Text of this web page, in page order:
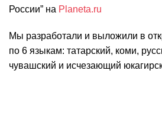
России” на Planeta.ru
Мы разработали и выложили в
по 6 языкам: татарский, коми,
чувашский и исчезающий